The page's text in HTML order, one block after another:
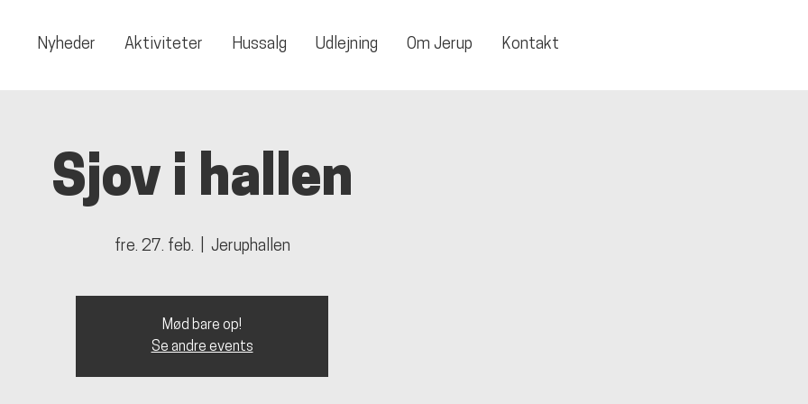
Nyheder Aktiviteter Hussalg Udlejning Om Jerup Kontakt
Sjov i hallen
fre. 27. feb. Jeruphallen
Mød bare op!
Se andre events